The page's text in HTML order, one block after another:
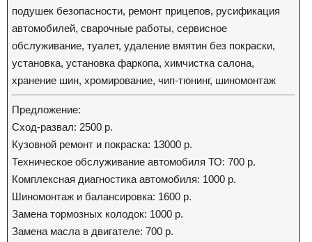
подушек безопасности, ремонт прицепов, русификация
автомобилей, сварочные работы, сервисное
обслуживание, туалет, удаление вмятин без покраски,
установка, установка фаркопа, химчистка салона,
хранение шин, хромирование, чип-тюнинг, шиномонтаж
Предложение:
Сход-развал: 2500 р.
Кузовной ремонт и покраска: 13000 р.
Техническое обслуживание автомобиля ТО: 700 р.
Комплексная диагностика автомобиля: 1000 р.
Шиномонтаж и балансировка: 1600 р.
Замена тормозных колодок: 1000 р.
Замена масла в двигателе: 700 р.